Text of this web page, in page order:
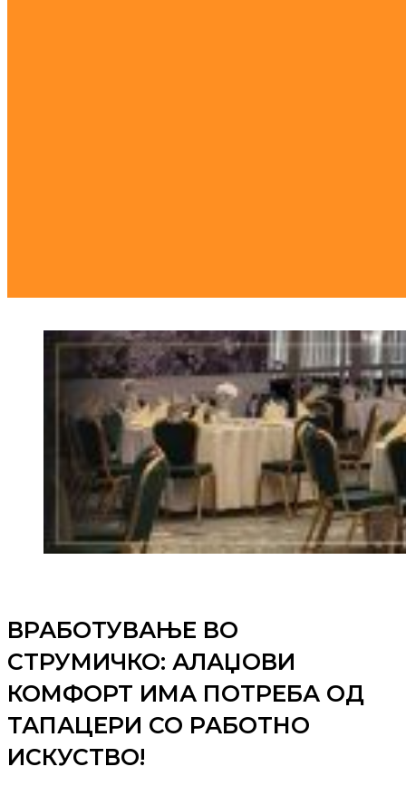
ВРАБОТУВАЊЕ ВО
СТРУМИЧКО: АЛАЏОВИ
КОМФОРТ ИМА ПОТРЕБА ОД
ТАПАЦЕРИ СО РАБОТНО
ИСКУСТВО!